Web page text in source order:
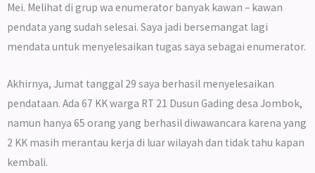
Mei. Melihat di grup wa enumerator banyak kawan – kawan
pendata yang sudah selesai. Saya jadi bersemangat lagi
mendata untuk menyelesaikan tugas saya sebagai enumerator.
Akhirnya, Jumat tanggal 29 saya berhasil menyelesaikan
pendataan. Ada 67 KK warga RT 21 Dusun Gading desa Jombok,
namun hanya 65 orang yang berhasil diwawancara karena yang
2 KK masih merantau kerja di luar wilayah dan tidak tahu kapan
kembali.